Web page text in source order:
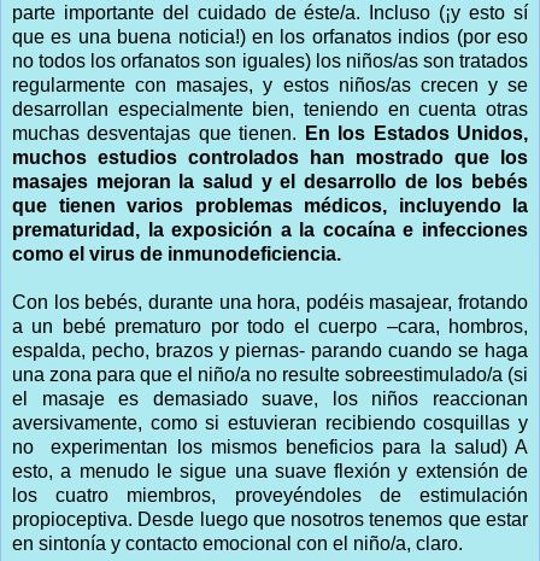
parte importante del cuidado de éste/a. Incluso (¡y esto sí
que es una buena noticia!) en los orfanatos indios (por eso
no todos los orfanatos son iguales) los niños/as son tratados
regularmente con masajes, y estos niños/as crecen y se
desarrollan especialmente bien, teniendo en cuenta otras
muchas desventajas que tienen.
En los Estados Unidos,
muchos estudios controlados han mostrado que los
masajes mejoran la salud y el desarrollo de los bebés
que tienen varios problemas médicos, incluyendo la
prematuridad, la exposición a la cocaína e infecciones
como el virus de inmunodeficiencia.
Con los bebés, durante una hora, podéis masajear, frotando
a un bebé prematuro por todo el cuerpo –cara, hombros,
espalda, pecho, brazos y piernas- parando cuando se haga
una zona para que el niño/a no resulte sobreestimulado/a (si
el masaje es demasiado suave, los niños reaccionan
aversivamente, como si estuvieran recibiendo cosquillas y
no experimentan los mismos beneficios para la salud) A
esto, a menudo le sigue una suave flexión y extensión de
los cuatro miembros, proveyéndoles de estimulación
propioceptiva. Desde luego que nosotros tenemos que estar
en sintonía y contacto emocional con el niño/a, claro.